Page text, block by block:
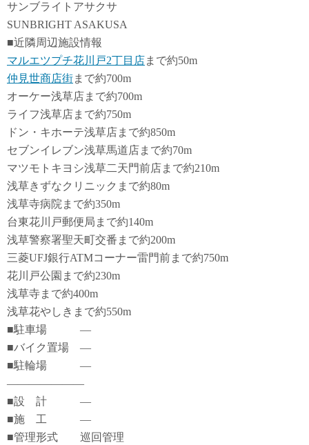
サンブライトアサクサ
SUNBRIGHT ASAKUSA
■近隣周辺施設情報
マルエツプチ花川戸2丁目店まで約50m
仲見世商店街まで約700m
オーケー浅草店まで約700m
ライフ浅草店まで約750m
ドン・キホーテ浅草店まで約850m
セブンイレブン浅草馬道店まで約70m
マツモトキヨシ浅草二天門前店まで約210m
浅草きずなクリニックまで約80m
浅草寺病院まで約350m
台東花川戸郵便局まで約140m
浅草警察署聖天町交番まで約200m
三菱UFJ銀行ATMコーナー雷門前まで約750m
花川戸公園まで約230m
浅草寺まで約400m
浅草花やしきまで約550m
■駐車場 ―
■バイク置場 ―
■駐輪場 ―
―――――――
■設 計 ―
■施 工 ―
■管理形式 巡回管理